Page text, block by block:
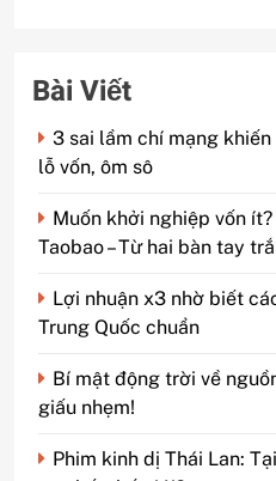
Bài Viết
3 sai lầm chí mạng
lỗ vốn, ôm sô
Muốn khởi nghiệp vốn
Taobao – Từ hai bàn tay
Lợi nhuận x3 nhờ biết
Trung Quốc chuẩn
Bí mật động trời về
giấu nhẹm!
Phim kinh dị Thái Lan: